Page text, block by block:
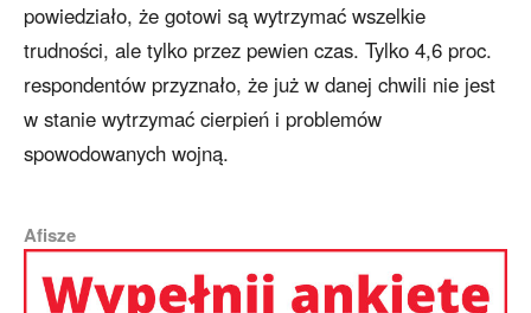
powiedziało, że gotowi są wytrzymać wszelkie
trudności, ale tylko przez pewien czas. Tylko 4,6 proc.
respondentów przyznało, że już w danej chwili nie jest
w stanie wytrzymać cierpień i problemów
spowodowanych wojną.
Afisze